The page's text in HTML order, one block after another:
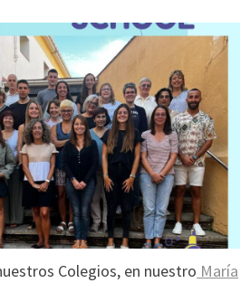
Colegios, en nuestro María